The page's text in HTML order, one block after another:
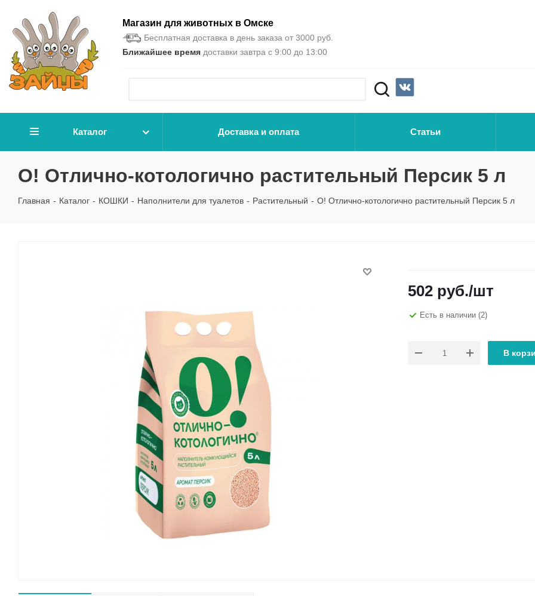
Магазин для животных в Омске
Бесплатная доставка в день заказа от 3000 руб.
Ближайшее время доставки завтра с 9:00 до 13:00
Каталог Доставка и оплата Статьи
О! Отлично-котологично растительный Персик 5 л
Главная - Каталог - КОШКИ - Наполнители для туалетов - Растительный - О! Отлично-котологично растительный Персик 5 л
502 руб./шт
Есть в наличии (2)
В